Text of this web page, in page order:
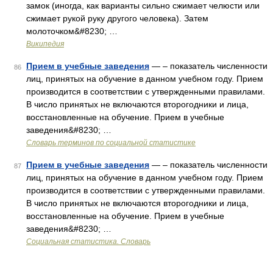
замок (иногда, как варианты сильно сжимает челюсти или
сжимает рукой руку другого человека). Затем
молоточком&#8230; …
Википедия
86 Прием в учебные заведения — – показатель численности
лиц, принятых на обучение в данном учебном году. Прием
производится в соответствии с утвержденными правилами.
В число принятых не включаются второгодники и лица,
восстановленные на обучение. Прием в учебные
заведения&#8230; …
Словарь терминов по социальной статистике
87 Прием в учебные заведения — – показатель численности
лиц, принятых на обучение в данном учебном году. Прием
производится в соответствии с утвержденными правилами.
В число принятых не включаются второгодники и лица,
восстановленные на обучение. Прием в учебные
заведения&#8230; …
Социальная статистика. Словарь